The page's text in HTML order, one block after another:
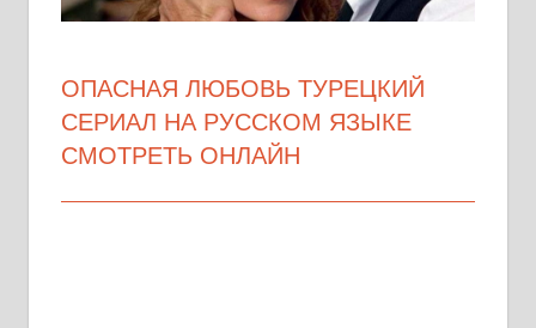
ОПАСНАЯ ЛЮБОВЬ ТУРЕЦКИЙ
СЕРИАЛ НА РУССКОМ ЯЗЫКЕ
СМОТРЕТЬ ОНЛАЙН